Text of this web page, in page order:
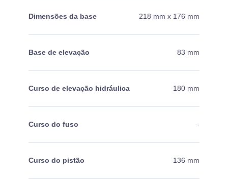
Dimensões da base 218 mm x 176 mm
Base de elevação 83 mm
Curso de elevação hidráulica 180 mm
Curso do fuso -
Curso do pistão 136 mm